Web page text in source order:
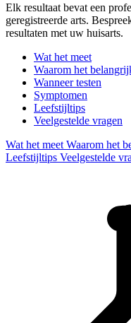
Elk resultaat bevat een
geregistreerde arts.
resultaten met uw huisarts.
Wat het meet
Waarom het
Wanneer testen
Symptomen
Leefstijltips
Veelgestelde vragen
Wat het meet Waarom het
Leefstijltips Veelgestelde